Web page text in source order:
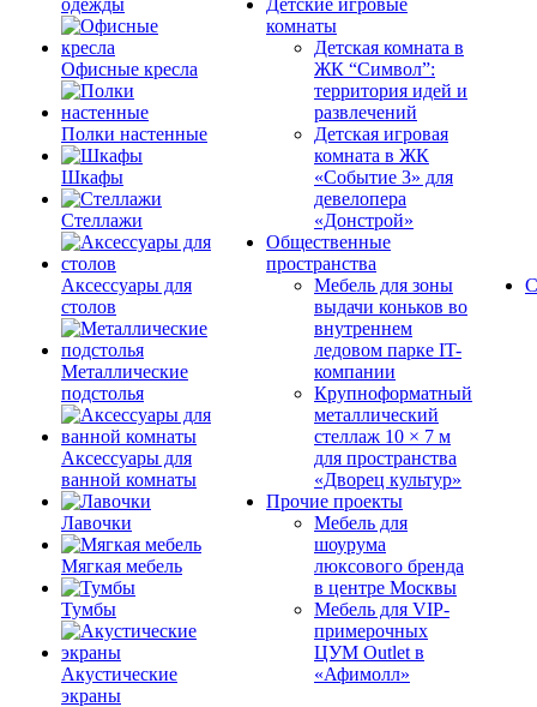
одежды
Офисные кресла
Полки настенные
Шкафы
Стеллажи
Аксессуары для
столов
Металлические
подстолья
Аксессуары для
ванной комнаты
Лавочки
Мягкая мебель
Тумбы
Акустические
экраны
Детские игровые
комнаты
Детская комната в
ЖК “Символ”:
территория идей и
развлечений
Детская игровая
комната в ЖК
«Событие 3» для
девелопера
«Донстрой»
Общественные
пространства
Мебель для зоны
выдачи коньков во
внутреннем
ледовом парке IT-
компании
Крупноформатный
металлический
стеллаж 10 × 7 м
для пространства
«Дворец культур»
Прочие проекты
Мебель для
шоурума
люксового бренда
в центре Москвы
Мебель для VIP-
примерочных
ЦУМ Outlet в
«Афимолл»